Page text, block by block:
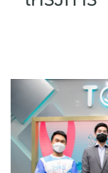
แบบประกันที่เหม
เลือกแบบประกัน
TL Learning